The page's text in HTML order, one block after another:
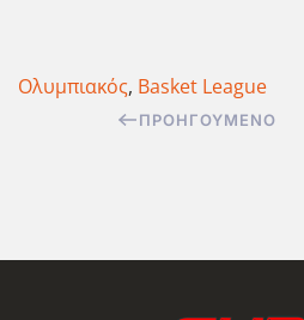
Ολυμπιακός, Basket League
ΠΡΟΗΓΟΎΜΕΝΟ